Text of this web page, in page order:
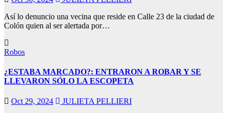
Así lo denuncio una vecina que reside en Calle 23 de la ciudad de
Colón quien al ser alertada por…
Robos
¿ESTABA MARCADO?: ENTRARON A ROBAR Y SE
LLEVARON SÓLO LA ESCOPETA
Oct 29, 2024
JULIETA PELLIERI